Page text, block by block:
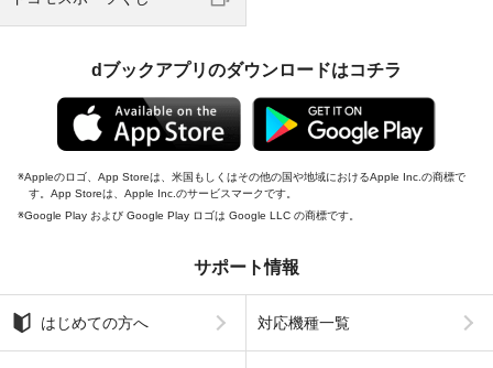
dブックアプリのダウンロードはコチラ
Appleのロゴ、App Storeは、米国もしくはその他の国や地域におけるApple Inc.の商標で
す。App Storeは、Apple Inc.のサービスマークです。
Google Play および Google Play ロゴは Google LLC の商標です。
サポート情報
はじめての方へ 対応機種一覧